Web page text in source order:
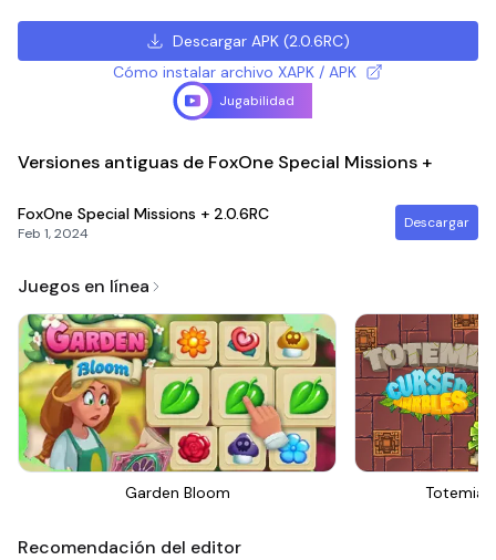
Descargar APK(2.0.6RC)
Cómo instalar archivo XAPK / APK
Jugabilidad
Versiones antiguas de FoxOne Special Missions +
FoxOne Special Missions + 2.0.6RC
Feb 1, 2024
Descargar
Juegos en línea
Garden Bloom Totemia
Recomendación del editor